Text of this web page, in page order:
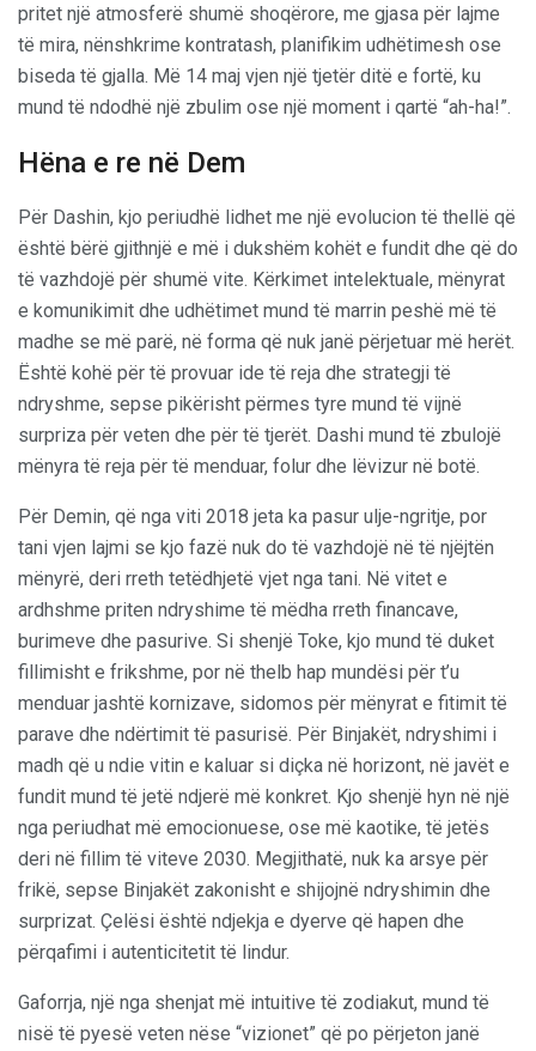
pritet një atmosferë shumë shoqërore, me gjasa për lajme
të mira, nënshkrime kontratash, planifikim udhëtimesh ose
biseda të gjalla. Më 14 maj vjen një tjetër ditë e fortë, ku
mund të ndodhë një zbulim ose një moment i qartë “ah-ha!”.
Hëna e re në Dem
Për Dashin, kjo periudhë lidhet me një evolucion të thellë që
është bërë gjithnjë e më i dukshëm kohët e fundit dhe që do
të vazhdojë për shumë vite. Kërkimet intelektuale, mënyrat
e komunikimit dhe udhëtimet mund të marrin peshë më të
madhe se më parë, në forma që nuk janë përjetuar më herët.
Është kohë për të provuar ide të reja dhe strategji të
ndryshme, sepse pikërisht përmes tyre mund të vijnë
surpriza për veten dhe për të tjerët. Dashi mund të zbulojë
mënyra të reja për të menduar, folur dhe lëvizur në botë.
Për Demin, që nga viti 2018 jeta ka pasur ulje-ngritje, por
tani vjen lajmi se kjo fazë nuk do të vazhdojë në të njëjtën
mënyrë, deri rreth tetëdhjetë vjet nga tani. Në vitet e
ardhshme priten ndryshime të mëdha rreth financave,
burimeve dhe pasurive. Si shenjë Toke, kjo mund të duket
fillimisht e frikshme, por në thelb hap mundësi për t’u
menduar jashtë kornizave, sidomos për mënyrat e fitimit të
parave dhe ndërtimit të pasurisë. Për Binjakët, ndryshimi i
madh që u ndie vitin e kaluar si diçka në horizont, në javët e
fundit mund të jetë ndjerë më konkret. Kjo shenjë hyn në një
nga periudhat më emocionuese, ose më kaotike, të jetës
deri në fillim të viteve 2030. Megjithatë, nuk ka arsye për
frikë, sepse Binjakët zakonisht e shijojnë ndryshimin dhe
surprizat. Çelësi është ndjekja e dyerve që hapen dhe
përqafimi i autenticitetit të lindur.
Gaforrja, një nga shenjat më intuitive të zodiakut, mund të
nisë të pyesë veten nëse “vizionet” që po përjeton janë